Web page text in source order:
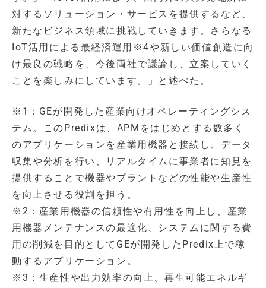
対するソリューション・サービスを提供するなど、
新たなビジネス領域に挑戦していきます。さらなる
IoT活用による最経済運用※4や新しい価値創造に向
け最良の戦略を、今後両社で議論し、立案していく
ことを楽しみにしています。」と述べた。
※1：GEが開発した産業向けオペレーティングシス
テム。このPredixは、APMをはじめとする数多く
のアプリケーションを産業用機器と接続し、データ
収集や分析を行い、リアルタイムに事業者に知見を
提供することで機器やプラントなどの性能や生産性
を向上させる役割を担う。
※2：産業用機器の信頼性や有用性を向上し、産業
用機器メンテナンスの最適化、システムに関する費
用の削減を目的としてGEが開発したPredix上で稼
動するアプリケーション。
※3：生産性や出力効率の向上、再生可能エネルギ